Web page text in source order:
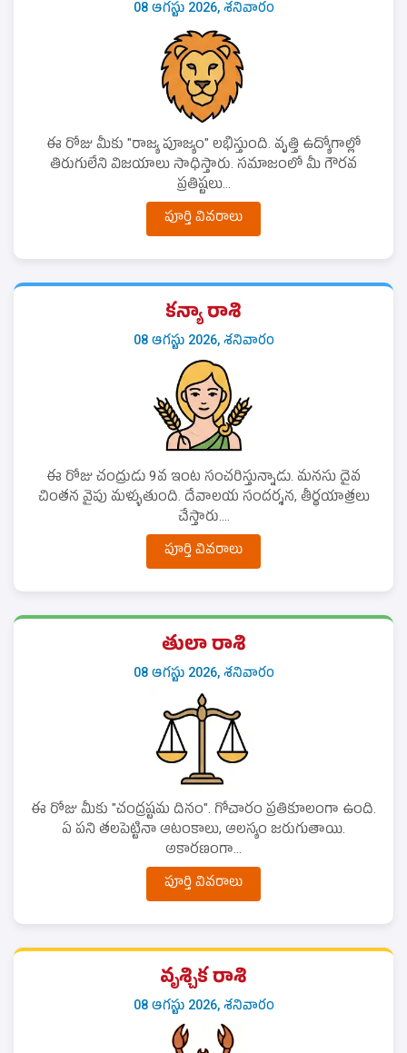
08 ఆగస్టు 2026, శనివారం
ఈ రోజు మీకు "రాజ్య పూజ్యం" లభిస్తుంది. వృత్తి ఉద్యోగాల్లో
తిరుగులేని విజయాలు సాధిస్తారు. సమాజంలో మీ గౌరవ
ప్రతిష్టలు...
పూర్తి వివరాలు
కన్యా రాశి
08 ఆగస్టు 2026, శనివారం
ఈ రోజు చంద్రుడు 9వ ఇంట సంచరిస్తున్నాడు. మనసు దైవ
చింతన వైపు మళ్ళుతుంది. దేవాలయ సందర్శన, తీర్థయాత్రలు
చేస్తారు....
పూర్తి వివరాలు
తులా రాశి
08 ఆగస్టు 2026, శనివారం
ఈ రోజు మీకు "చంద్రష్టమ దినం". గోచారం ప్రతికూలంగా ఉంది.
ఏ పని తలపెట్టినా ఆటంకాలు, ఆలస్యం జరుగుతాయి.
అకారణంగా...
పూర్తి వివరాలు
వృశ్చిక రాశి
08 ఆగస్టు 2026, శనివారం